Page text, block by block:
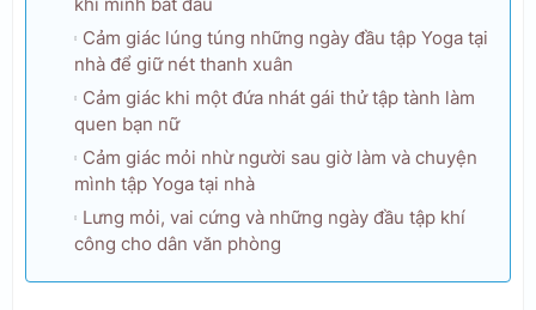
Cảm giác lúng túng những ngày đầu tập Yoga tại
nhà để giữ nét thanh xuân
Cảm giác khi một đứa nhát gái thử tập tành làm
quen bạn nữ
Cảm giác mỏi nhừ người sau giờ làm và chuyện
mình tập Yoga tại nhà
Lưng mỏi, vai cứng và những ngày đầu tập khí
công cho dân văn phòng